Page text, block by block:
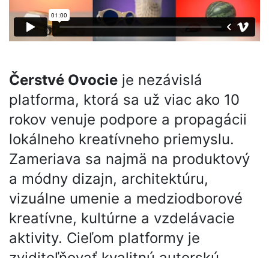
Čerstvé Ovocie je nezávislá
platforma, ktorá sa už viac ako 10
rokov venuje podpore a propagácii
lokálneho kreatívneho priemyslu.
Zameriava sa najmä na produktový
a módny dizajn, architektúru,
vizuálne umenie a medziodborové
kreatívne, kultúrne a vzdelávacie
aktivity. Cieľom platformy je